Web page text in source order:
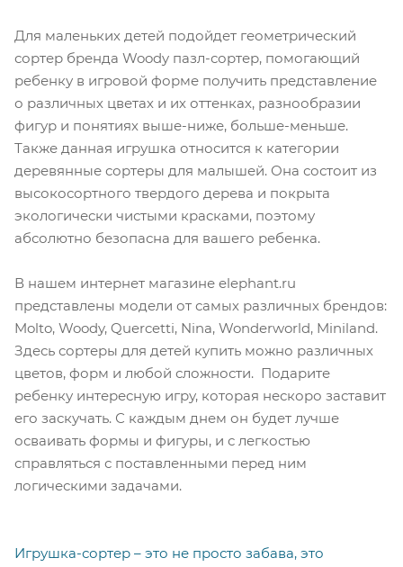
Для маленьких детей подойдет геометрический
сортер бренда Woody пазл-сортер, помогающий
ребенку в игровой форме получить представление
о различных цветах и их оттенках, разнообразии
фигур и понятиях выше-ниже, больше-меньше.
Также данная игрушка относится к категории
деревянные сортеры для малышей. Она состоит из
высокосортного твердого дерева и покрыта
экологически чистыми красками, поэтому
абсолютно безопасна для вашего ребенка.
В нашем интернет магазине elephant.ru
представлены модели от самых различных брендов:
Molto, Woody, Quercetti, Nina, Wonderworld, Miniland.
Здесь сортеры для детей купить можно различных
цветов, форм и любой сложности. Подарите
ребенку интересную игру, которая нескоро заставит
его заскучать. С каждым днем он будет лучше
осваивать формы и фигуры, и с легкостью
справляться с поставленными перед ним
логическими задачами.
Игрушка-сортер – это не просто забава, это